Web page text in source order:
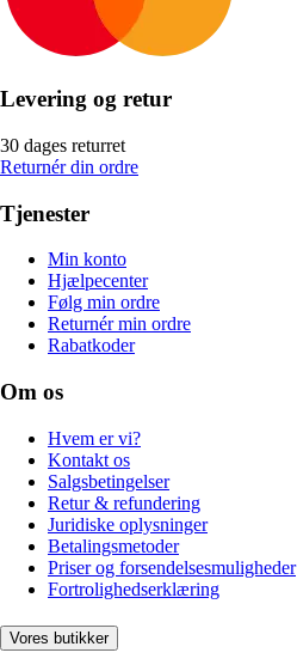
Levering og retur
30 dages returret
Returnér din ordre
Tjenester
Min konto
Hjælpecenter
Følg min ordre
Returnér min ordre
Rabatkoder
Om os
Hvem er vi?
Kontakt os
Salgsbetingelser
Retur & refundering
Juridiske oplysninger
Betalingsmetoder
Priser og forsendelsesmuligheder
Fortrolighedserklæring
Vores butikker